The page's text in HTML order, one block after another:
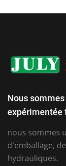
Nous
expérimentée
nous sommes
d'emballage,
hydrauliques.